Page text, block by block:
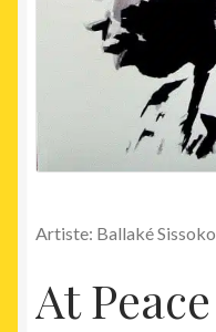
Artiste: Ballaké Sissoko
At Peace